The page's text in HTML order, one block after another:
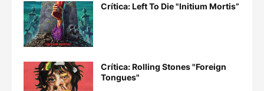
Crítica: Left To Die "Initium Mortis”
Crítica: Rolling Stones "Foreign
Tongues"